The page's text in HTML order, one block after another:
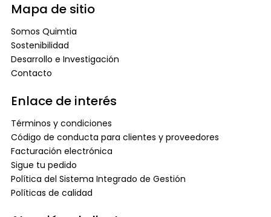
Mapa de sitio
Somos Quimtia
Sostenibilidad
Desarrollo e Investigación
Contacto
Enlace de interés
Términos y condiciones
Código de conducta para clientes y proveedores
Facturación electrónica
Sigue tu pedido
Política del Sistema Integrado de Gestión
Políticas de calidad